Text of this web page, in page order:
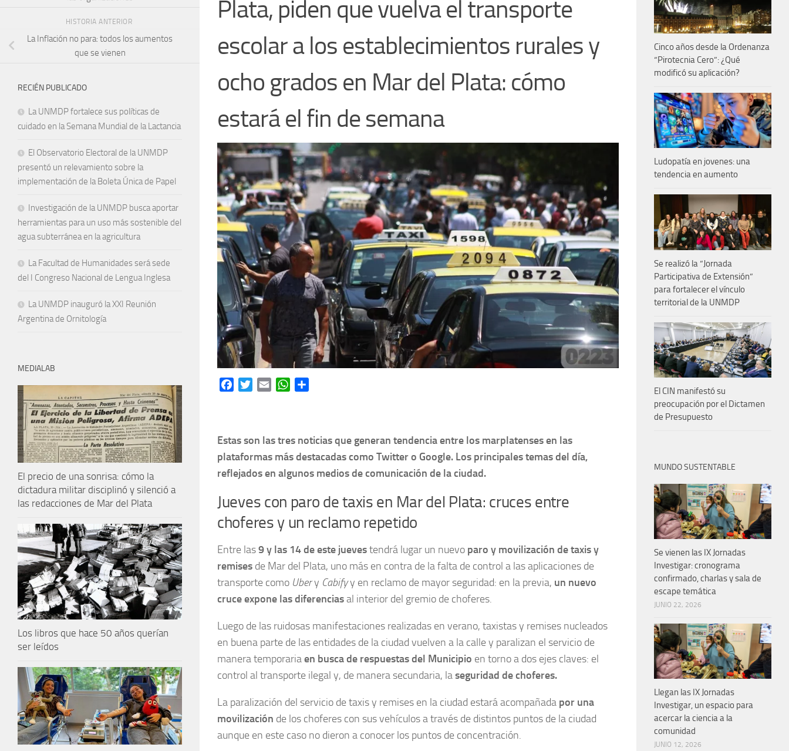
Plata, piden que vuelva el transporte
escolar a los establecimientos rurales y
ocho grados en Mar del Plata: cómo
estará el fin de semana
FacebookTwitterEmail WhatsApp
Estas son las tres noticias que generan tendencia entre los marplatenses en las
plataformas más destacadas como Twitter o Google. Los principales temas del día,
reflejados en algunos medios de comunicación de la ciudad.
Jueves con paro de taxis en Mar del Plata: cruces entre
choferes y un reclamo repetido
Entre las9 y las 14 de este juevestendrá lugar un nuevo paro y movilización de taxis y
remises de Mar del Plata, uno más en contra de la falta de control a las aplicaciones de
transporte como Ubery Cabifyy en reclamo de mayor seguridad: en la previa, un nuevo
cruce expone las diferenciasal interior del gremio de choferes.
Luego de las ruidosas manifestaciones realizadas en verano, taxistas y remises nucleados
en buena parte de las entidades de la ciudad vuelven a la calle y paralizan el servicio de
manera temporariaen busca de respuestas del Municipio en torno a dos ejes claves: el
control al transporte ilegal y, de manera secundaria, laseguridad de choferes.
La paralización del servicio de taxis y remises en la ciudad estará acompañada por una
movilización de los choferes con sus vehículos a través de distintos puntos de la ciudad
aunque en este caso no dieron a conocer los puntos de concentración.
HISTORIA ANTERIOR
La Inflación no para: todos los aumentos
que se vienen
RECIÉN PUBLICADO
La UNMDP fortalece sus políticas de
cuidado en la Semana Mundial de la Lactancia
El Observatorio Electoral de la UNMDP
presentó un relevamiento sobre la
implementación de la Boleta Única de Papel
Investigación de la UNMDP busca aportar
herramientas para un uso más sostenible del
agua subterránea en la agricultura
La Facultad de Humanidades será sede
del I Congreso Nacional de Lengua Inglesa
La UNMDP inauguró la XXI Reunión
Argentina de Ornitología
MEDIALAB
El precio de una sonrisa: cómo la
dictadura militar disciplinó y silenció a
las redacciones de Mar del Plata
Los libros que hace 50 años querían
ser leídos
Cinco años desde la Ordenanza
“Pirotecnia Cero”: ¿Qué
modificó su aplicación?
Ludopatía en jovenes: una
tendencia en aumento
Se realizó la “Jornada
Participativa de Extensión”
para fortalecer el vínculo
territorial de la UNMDP
El CIN manifestó su
preocupación por el Dictamen
de Presupuesto
MUNDO SUSTENTABLE
Se vienen las IX Jornadas
Investigar: cronograma
confirmado, charlas y sala de
escape temática
JUNIO 22, 2026
Llegan las IX Jornadas
Investigar, un espacio para
acercar la ciencia a la
comunidad
JUNIO 12, 2026